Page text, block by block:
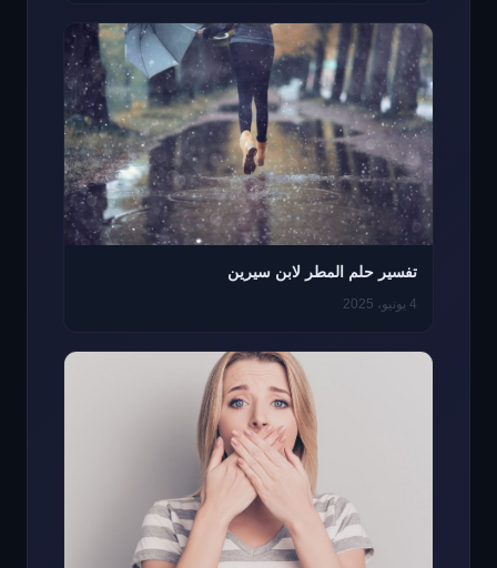
تفسير حلم المطر لابن سيرين
4 يونيو، 2025